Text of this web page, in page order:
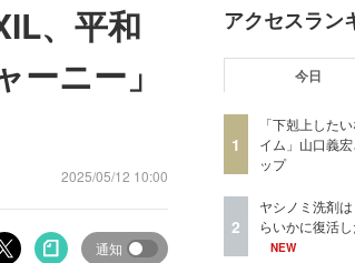
、平和
ニー」
2025/05/12 10:00
通知
アクセスラン
今日
1
「下剋上した
イム」山口義
ップ
2
ヤシノミ洗剤
らいかに復活
NEW